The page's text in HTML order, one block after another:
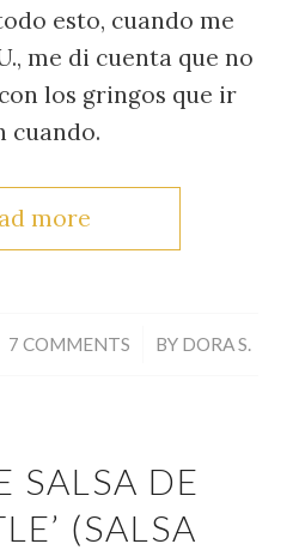
esto, cuando me
me di cuenta que no
los gringos que ir
cuando.
more
7 COMMENTS
/ BY DORA S.
SALSA DE
(SALSA